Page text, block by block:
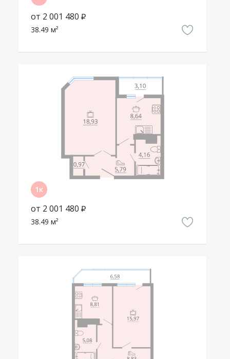
от 2 001 480 ₽
38.49 м²
от 2 001 480 ₽
38.49 м²